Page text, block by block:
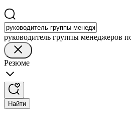
руководитель группы менеджеров
Резюме
Найти